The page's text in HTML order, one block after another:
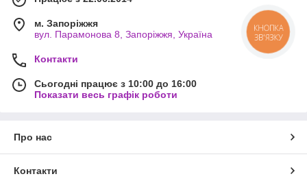
м. Запоріжжя
вул. Парамонова 8, Запоріжжя, Україна
Контакти
Сьогодні працює з 10:00 до 16:00
Показати весь графік роботи
Про нас
Контакти
КНОПКА
ЗВ'ЯЗКУ